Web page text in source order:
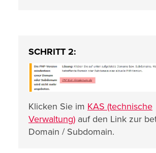
SCHRITT 2:
Klicken Sie im KAS (technische
Verwaltung) auf den Link zur
Domain / Subdomain.